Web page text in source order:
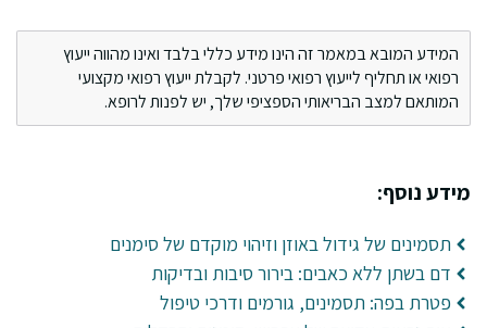
המידע המובא במאמר זה הינו מידע כללי בלבד ואינו מהווה ייעוץ
רפואי או תחליף לייעוץ רפואי פרטני. לקבלת ייעוץ רפואי מקצועי
המותאם למצב הבריאותי הספציפי שלך, יש לפנות לרופא.
מידע נוסף:
תסמינים של גידול באוזן וזיהוי מוקדם של סימנים
דם בשתן ללא כאבים: בירור סיבות ובדיקות
פטרת בפה: תסמינים, גורמים ודרכי טיפול